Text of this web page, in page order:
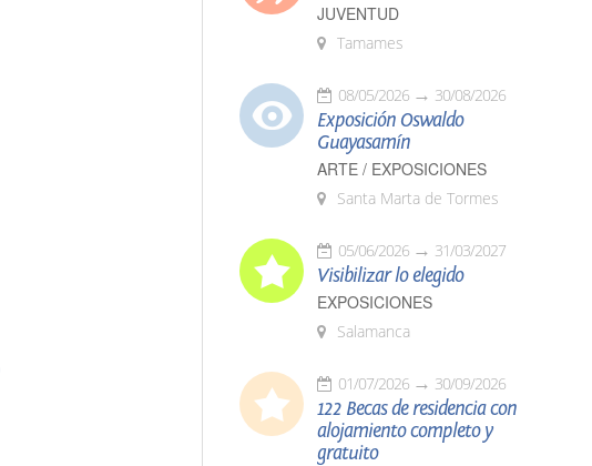
JUVENTUD
Tamames
08/05/2026 30/08/2026
Exposición Oswaldo
Guayasamín
ARTE / EXPOSICIONES
Santa Marta de Tormes
05/06/2026 31/03/2027
Visibilizar lo elegido
EXPOSICIONES
Salamanca
01/07/2026 30/09/2026
122 Becas de residencia con
alojamiento completo y
gratuito